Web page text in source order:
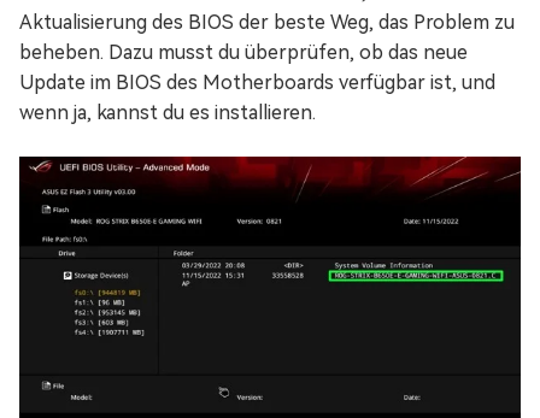
Aktualisierung des BIOS der beste Weg, das Problem zu
beheben. Dazu musst du überprüfen, ob das neue
Update im BIOS des Motherboards verfügbar ist, und
wenn ja, kannst du es installieren.